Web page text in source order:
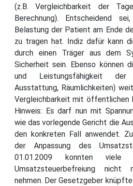
(z.B. Vergleichbarkeit der
Berechnung). Entscheidend
Belastung der Patient am Ende
zu tragen hat. Indiz dafür kann
durch einen Träger aus dem
Sicherheit sein. Ebenso können
und Leistungsfähigkeit der
Ausstattung, Räumlichkeiten)
Vergleichbarkeit mit öffentlichen
Hinweis: Es darf nun mit
wie das vorlegende Gericht die
den konkreten Fall anwendet.
der Anpassung des
01.01.2009 konnten viele
Umsatzsteuerbefreiung nicht
nehmen. Der Gesetzgeber